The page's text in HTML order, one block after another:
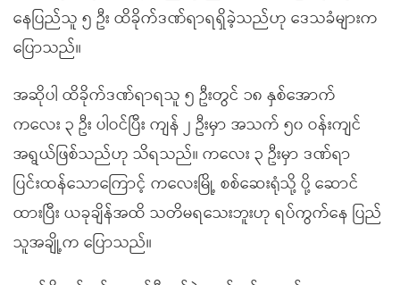
နေပြည်သူ ၅ ဦး ထိခိုက်ဒဏ်ရာရရှိခဲ့သည်ဟု ဒေသခံများက
ပြောသည်။
အဆိုပါ ထိခိုက်ဒဏ်ရာရသူ ၅ ဦးတွင် ၁၈ နှစ်အောက်
ကလေး ၃ ဦး ပါဝင်ပြီး ကျန် ၂ ဦးမှာ အသက် ၅၀ ဝန်းကျင်
အရွယ်ဖြစ်သည်ဟု သိရသည်။ ကလေး ၃ ဦးမှာ ဒဏ်ရာ
ပြင်းထန်သောကြောင့် ကလေးမြို့ စစ်ဆေးရုံသို့ ပို့ ဆောင်
ထားပြီး ယခုချိန်အထိ သတိမရသေးဘူးဟု ရပ်ကွက်နေ ပြည်
သူအချို့က ပြောသည်။